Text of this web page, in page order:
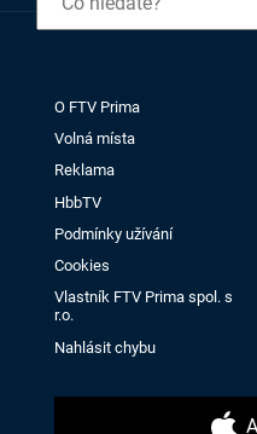
O FTV Prima
Volná místa
Reklama
HbbTV
Podmínky užívání
Cookies
Vlastník FTV Prima spol. s
r.o.
Nahlásit chybu